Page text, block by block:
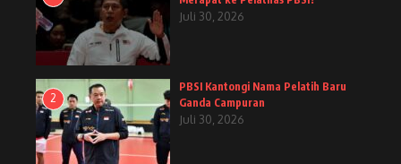
Juli 30, 2026
2
PBSI Kantongi Nama Pelatih Baru
Ganda Campuran
Juli 30, 2026